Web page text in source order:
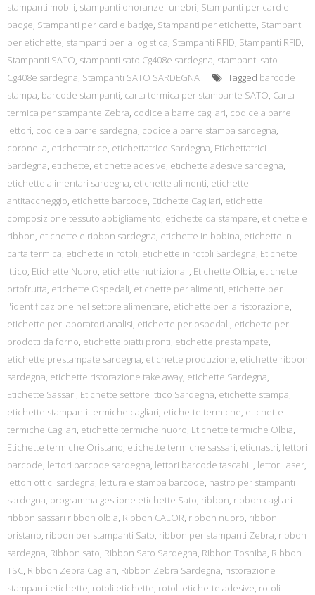
stampanti mobili, stampanti onoranze funebri, Stampanti per card e
badge, Stampanti per card e badge, Stampanti per etichette, Stampanti
per etichette, stampanti per la logistica, Stampanti RFID, Stampanti RFID,
Stampanti SATO, stampanti sato Cg408e sardegna, stampanti sato
Cg408e sardegna, Stampanti SATO SARDEGNA Tagged barcode
stampa, barcode stampanti, carta termica per stampante SATO, Carta
termica per stampante Zebra, codice a barre cagliari, codice a barre
lettori, codice a barre sardegna, codice a barre stampa sardegna,
coronella, etichettatrice, etichettatrice Sardegna, Etichettatrici
Sardegna, etichette, etichette adesive, etichette adesive sardegna,
etichette alimentari sardegna, etichette alimenti, etichette
antitaccheggio, etichette barcode, Etichette Cagliari, etichette
composizione tessuto abbigliamento, etichette da stampare, etichette e
ribbon, etichette e ribbon sardegna, etichette in bobina, etichette in
carta termica, etichette in rotoli, etichette in rotoli Sardegna, Etichette
ittico, Etichette Nuoro, etichette nutrizionali, Etichette Olbia, etichette
ortofrutta, etichette Ospedali, etichette per alimenti, etichette per
l'identificazione nel settore alimentare, etichette per la ristorazione,
etichette per laboratori analisi, etichette per ospedali, etichette per
prodotti da forno, etichette piatti pronti, etichette prestampate,
etichette prestampate sardegna, etichette produzione, etichette ribbon
sardegna, etichette ristorazione take away, etichette Sardegna,
Etichette Sassari, Etichette settore ittico Sardegna, etichette stampa,
etichette stampanti termiche cagliari, etichette termiche, etichette
termiche Cagliari, etichette termiche nuoro, Etichette termiche Olbia,
Etichette termiche Oristano, etichette termiche sassari, eticnastri, lettori
barcode, lettori barcode sardegna, lettori barcode tascabili, lettori laser,
lettori ottici sardegna, lettura e stampa barcode, nastro per stampanti
sardegna, programma gestione etichette Sato, ribbon, ribbon cagliari
ribbon sassari ribbon olbia, Ribbon CALOR, ribbon nuoro, ribbon
oristano, ribbon per stampanti Sato, ribbon per stampanti Zebra, ribbon
sardegna, Ribbon sato, Ribbon Sato Sardegna, Ribbon Toshiba, Ribbon
TSC, Ribbon Zebra Cagliari, Ribbon Zebra Sardegna, ristorazione
stampanti etichette, rotoli etichette, rotoli etichette adesive, rotoli